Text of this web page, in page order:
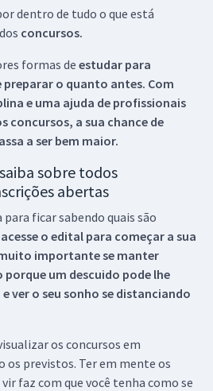
dentro de tudo o que está
concursos.
formas de estudar para
preparar o quanto antes. Com
e uma ajuda de profissionais
concursos, a sua chance de
a ser bem maior.
sobre todos
abertas
ficar sabendo quais são
o edital para começar a sua
importante se manter
um descuido pode lhe
ver o seu sonho se distanciando
os concursos em
os previstos. Ter em mente os
faz com que você tenha como se